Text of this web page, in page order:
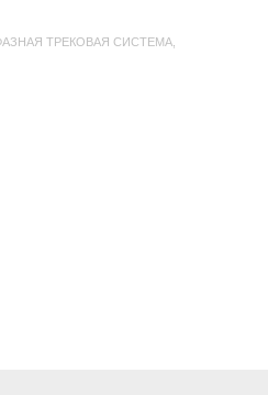
ТРЕКОВАЯ СИСТЕМА